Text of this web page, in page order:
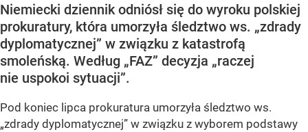
Niemiecki dziennik odniósł się do wyroku polskiej
prokuratury, która umorzyła śledztwo ws. „zdrady
dyplomatycznej” w związku z katastrofą
smoleńską. Według „FAZ” decyzja „raczej
nie uspokoi sytuacji”.
Pod koniec lipca prokuratura umorzyła śledztwo ws.
„zdrady dyplomatycznej” w związku z wyborem podstawy